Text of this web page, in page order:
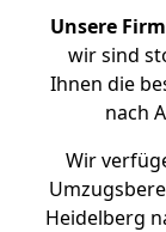
Unsere
wir sind
Ihnen die
nach
Wir
Heidelberg